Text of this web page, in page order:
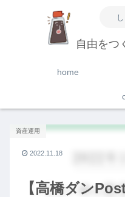
自由をつ
home
【高橋ダン
資産運用
2022.11.18